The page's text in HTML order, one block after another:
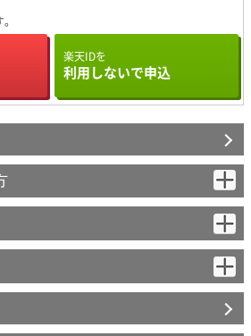
楽天IDを
利用しないで申込
計画の基礎知識）
ト
）- 新規お借り入れ
）